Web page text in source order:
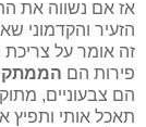
אז אם נשווה את
הזעיר והקדמוני
זה אומר על צריכת
פירות הם
הם צבעוניים,
תאכל אותי